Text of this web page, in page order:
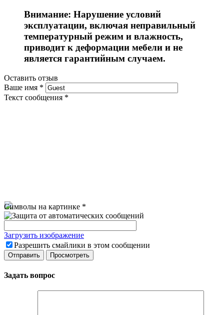
Внимание: Нарушение условий
эксплуатации, включая неправильный
температурный режим и влажность,
приводит к деформации мебели и не
является гарантийным случаем.
Оставить отзыв
Ваше имя *
Текст сообщения *
Символы на картинке *
Загрузить изображение
Разрешить смайлики в этом сообщении
Задать вопрос